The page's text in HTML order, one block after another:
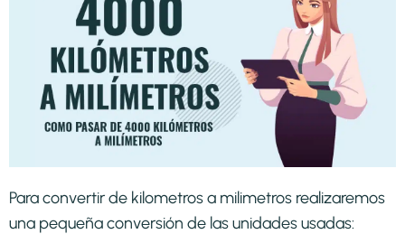
Para convertir de kilometros a milimetros realizaremos
una pequeña conversión de las unidades usadas: